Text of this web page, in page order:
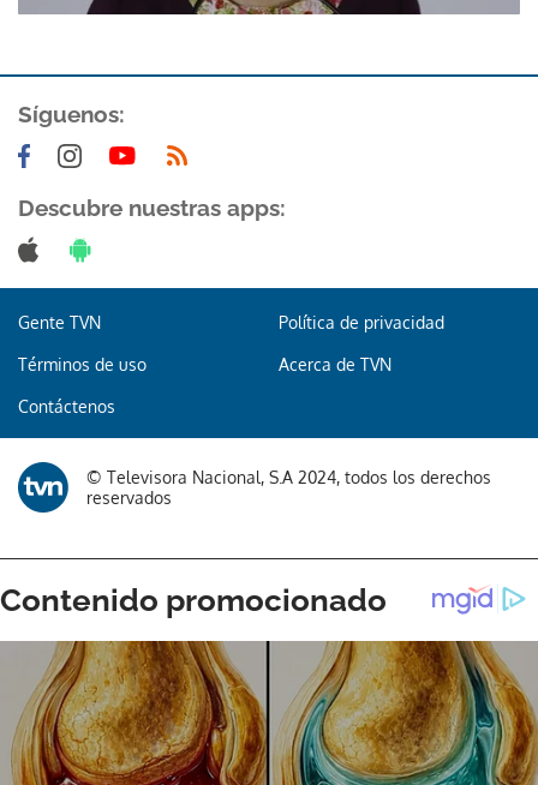
Síguenos:
Descubre nuestras apps:
Gente TVN Política de privacidad
Términos de uso Acerca de TVN
Contáctenos
© Televisora Nacional, S.A 2024, todos los derechos
reservados